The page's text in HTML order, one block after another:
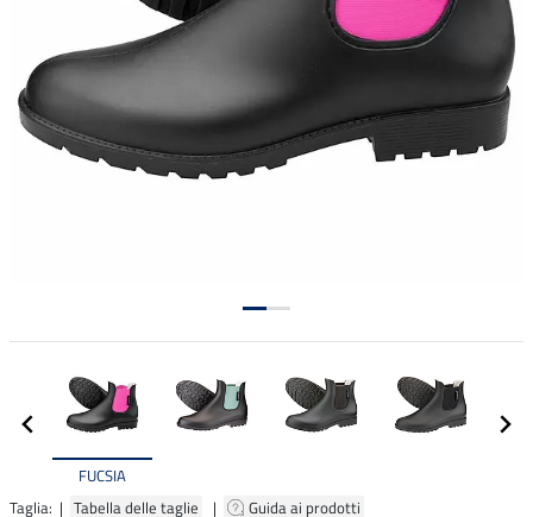
FUCSIA
Taglia: | Tabella delle taglie | Guida ai prodotti